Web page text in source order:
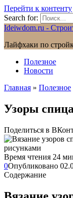
Перейти к контенту
Search for:
Ideiwdom.ru -
Лайфхаки по
Полезное
Новости
Главная » Полезное
Узоры
Поделиться в
Время чтения 24
0Опубликовано
Содержание